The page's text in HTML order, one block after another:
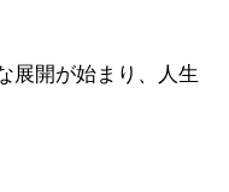
展開が始まり、人生